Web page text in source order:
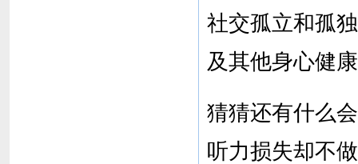
社交孤立和孤
及其他身心健
猜猜还有什么
听力损失却不